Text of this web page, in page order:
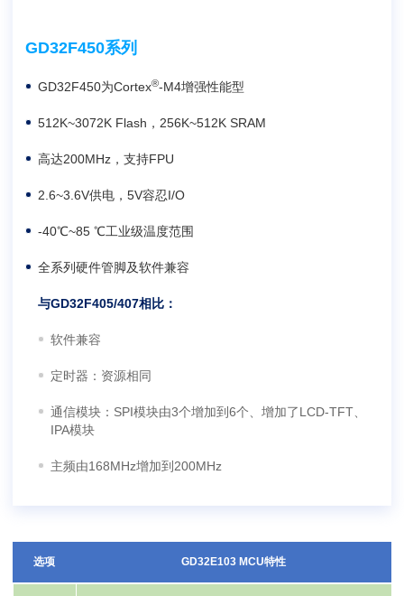
GD32F450系列
GD32F450为Cortex®-M4增强性能型
512K~3072K Flash，256K~512K SRAM
高达200MHz，支持FPU
2.6~3.6V供电，5V容忍I/O
-40℃~85 ℃工业级温度范围
全系列硬件管脚及软件兼容
与GD32F405/407相比：
软件兼容
定时器：资源相同
通信模块：SPI模块由3个增加到6个、增加了LCD-TFT、
IPA模块
主频由168MHz增加到200MHz
选项 GD32E103 MCU特性